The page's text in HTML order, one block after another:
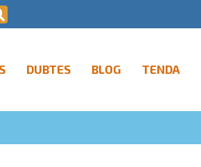
DUBTES BLOG TENDA